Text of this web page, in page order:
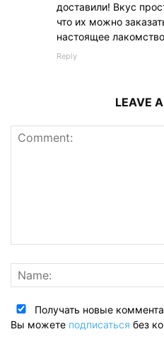
доставили! Вкус
что их можно
настоящее
Reply
LEAVE
Получать новые
Вы можете подписаться без